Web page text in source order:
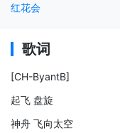
红花会
歌词
[CH-ByantB]
起飞 盘旋
神舟 飞向太空